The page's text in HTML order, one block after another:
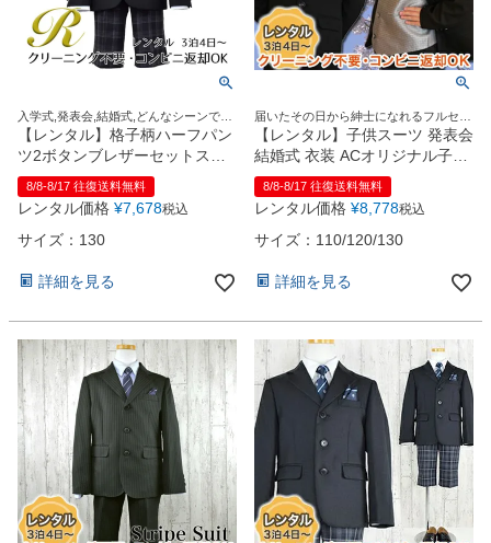
入学式,発表会,結婚式,どんなシーンでも
この1着でOK！
【レンタル】格子柄ハーフパン
ツ2ボタンブレザーセットスー
ツ6点セット【MICHIKO
LONDON】（CAT285490）
8/8-8/17 往復送料無料
レンタル価格 ¥7,678税込
サイズ：130
詳細を見る
届いたその日から紳士になれるフルセッ
ト！
【レンタル】子供スーツ 発表会
結婚式 衣装 ACオリジナル子供
スーツ（AC08）6点セット
110・120・130・150cm
8/8-8/17 往復送料無料
レンタル価格 ¥8,778税込
サイズ：110/120/130
詳細を見る